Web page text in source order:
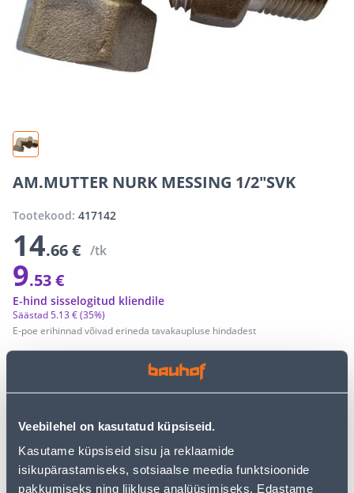
Veebilehel on kasutatud küpsiseid.
Kasutame küpsiseid sisu ja reklaamide
isikupärastamiseks, sotsiaalse meedia funktsioonide
pakkumiseks ning liikluse analüüsimiseks. Edastame
AM.MUTTER NURK MESSING 1/2"SVK
Tootekood: 417142
14.66 € /tk
9.53 €
E-poe erihinnad võivad erineda tavakaupluse hindadest
Säästad5.13 €(35%)
E-hind sisselogitud kliendile
LISA OSTUKORVI
Vaata saadavust